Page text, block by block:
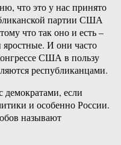
что это у нас принято
партии США
что так оно и есть –
И они часто
США в пользу
республиканцами.
демократами, если
и особенно России.
называют